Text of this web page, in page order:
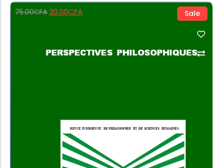
Sale
75.00CFA 20.00CFA
Add to Cart